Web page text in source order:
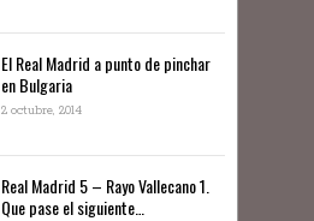
El Real Madrid a punto de pinchar
en Bulgaria
2 octubre, 2014
Real Madrid 5 – Rayo Vallecano 1.
Que pase el siguiente…